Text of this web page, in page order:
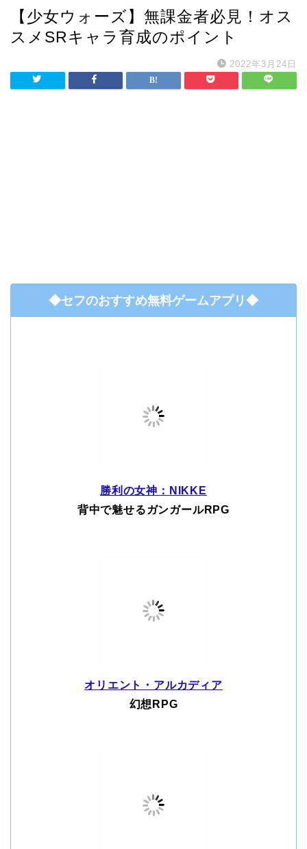
【少女ウォーズ】無課金者必見！オス
スメSRキャラ育成のポイント
2022年3月24日
◆セフのおすすめ無料ゲームアプリ◆
勝利の女神：NIKKE
背中で魅せるガンガールRPG
オリエント・アルカディア
幻想RPG